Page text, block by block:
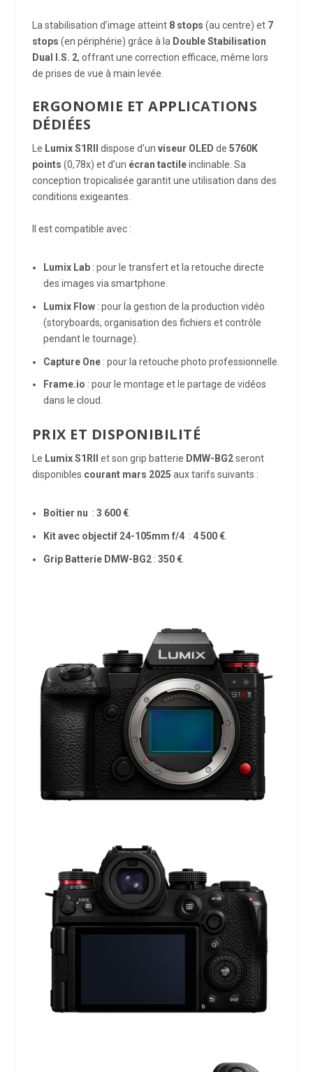
La stabilisation d’image atteint 8 stops (au centre) et 7
stops (en périphérie) grâce à la Double Stabilisation
Dual I.S. 2, offrant une correction efficace, même lors
de prises de vue à main levée.
ERGONOMIE ET APPLICATIONS
DÉDIÉES
Le Lumix S1RII dispose d’un viseur OLED de 5760K
points (0,78x) et d’un écran tactileinclinable. Sa
conception tropicalisée garantit une utilisation dans des
conditions exigeantes.
Il est compatible avec :
Lumix Lab: pour le transfert et la retouche directe
des images via smartphone.
Lumix Flow: pour la gestion de la production vidéo
(storyboards, organisation des fichiers et contrôle
pendant le tournage).
Capture One: pour la retouche photo professionnelle.
Frame.io : pour le montage et le partage de vidéos
dans le cloud.
PRIX ET DISPONIBILITÉ
Le Lumix S1RII et son grip batterie DMW-BG2seront
disponibles courant mars 2025 aux tarifs suivants :
Boîtier nu : 3 600 €.
Kit avec objectif 24-105mm f/4 : 4 500 €.
Grip Batterie DMW-BG2: 350 €.